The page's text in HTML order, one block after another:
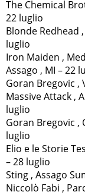
The Chemical
22 luglio
Blonde Redhead
luglio
Iron Maiden ,
Assago , MI – 22
Goran Bregovic ,
Massive Attack ,
luglio
Goran Bregovic ,
luglio
Elio e le Storie
– 28 luglio
Sting , Assago
Niccolò Fabi ,